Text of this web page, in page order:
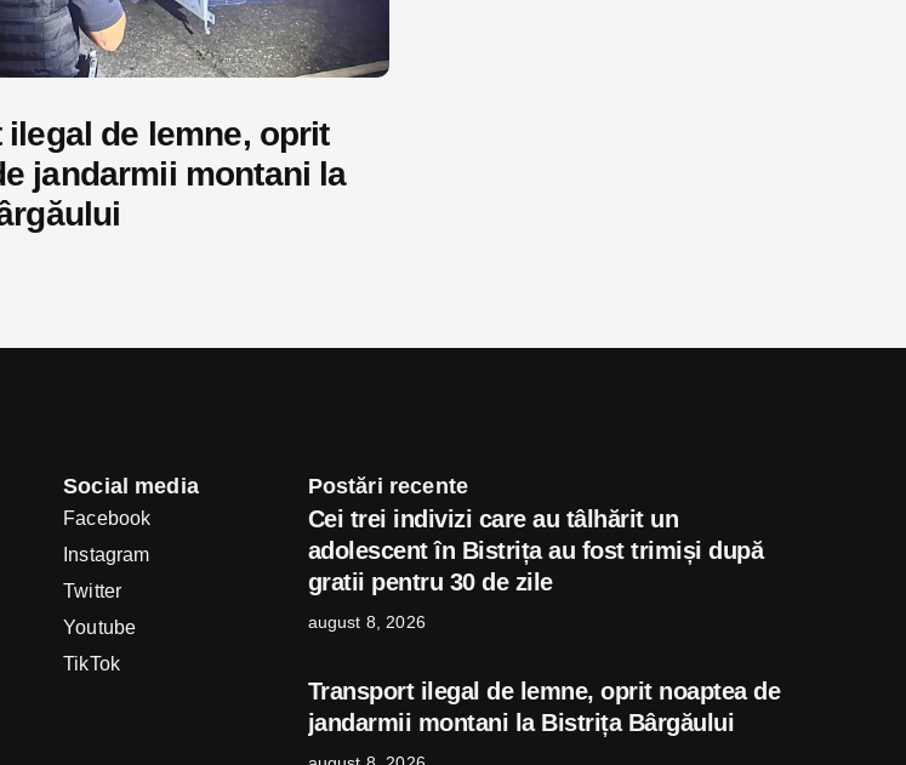
ilegal de lemne, oprit
jandarmii montani la
Social media
Facebook
Instagram
Twitter
Youtube
TikTok
Postări recente
Cei trei indivizi care au tâlhărit un
adolescent în Bistrița au fost trimiși după
gratii pentru 30 de zile
august 8, 2026
Transport ilegal de lemne, oprit noaptea de
jandarmii montani la Bistrița Bârgăului